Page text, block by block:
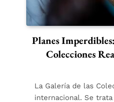
Planes
Colecciones
La Galería de las
internacional. Se